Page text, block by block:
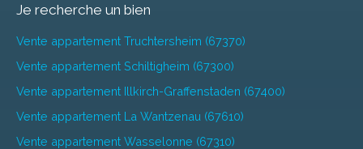
Je recherche un bien
Vente appartement Truchtersheim (67370)
Vente appartement Schiltigheim (67300)
Vente appartement Illkirch-Graffenstaden (67400)
Vente appartement La Wantzenau (67610)
Vente appartement Wasselonne (67310)